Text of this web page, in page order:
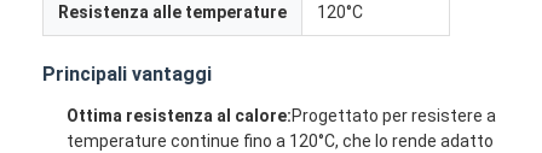
Resistenza alle temperature 120°C
Principali vantaggi
Ottima resistenza al calore:Progettato per resistere a
temperature continue fino a 120°C, che lo rende adatto